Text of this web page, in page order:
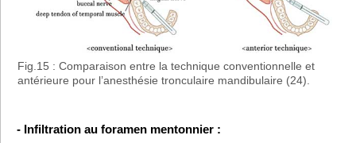
Fig.15 : Comparaison entre la technique conventionnelle et
antérieure pour l’anesthésie tronculaire mandibulaire (24).
- Infiltration au foramen mentonnier :